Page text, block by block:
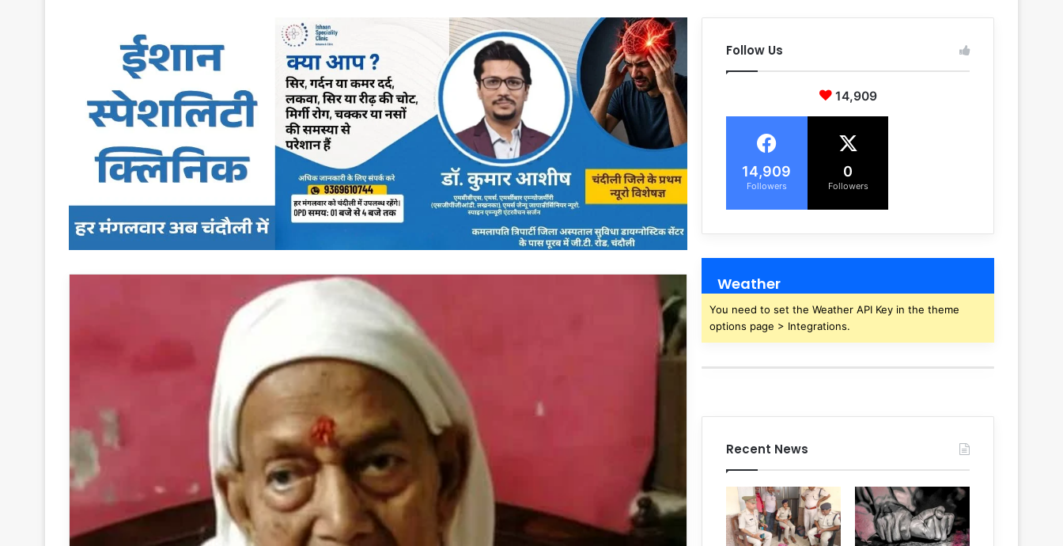
Follow Us
14,909
14,909
Followers
0
Followers
Weather
You need to set the Weather API Key in the theme
options page > Integrations.
Recent News